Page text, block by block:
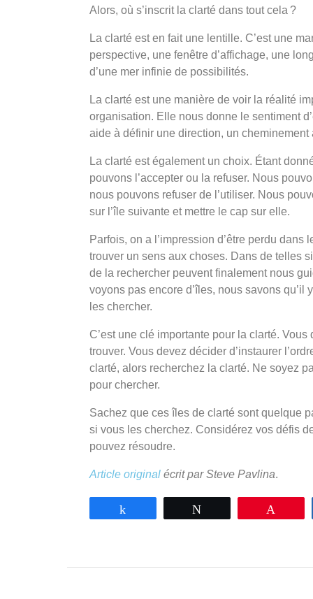
Alors, où s’inscrit la clarté dans tout cela ?
La clarté est en fait une lentille. C’est une
perspective, une fenêtre d’affichage, une
d’une mer infinie de possibilités.
La clarté est une manière de voir la réalité
organisation. Elle nous donne le sentiment
aide à définir une direction, un cheminement
La clarté est également un choix. Étant
pouvons l’accepter ou la refuser. Nous
nous pouvons refuser de l’utiliser. Nous
sur l’île suivante et mettre le cap sur elle.
Parfois, on a l’impression d’être perdu
trouver un sens aux choses. Dans de telles
de la rechercher peuvent finalement nous
voyons pas encore d’îles, nous savons
les chercher.
C’est une clé importante pour la clarté.
trouver. Vous devez décider d’instaurer
clarté, alors recherchez la clarté. Ne soyez
pour chercher.
Sachez que ces îles de clarté sont quelque
si vous les cherchez. Considérez vos défis
pouvez résoudre.
Article original écrit par Steve Pavlina.